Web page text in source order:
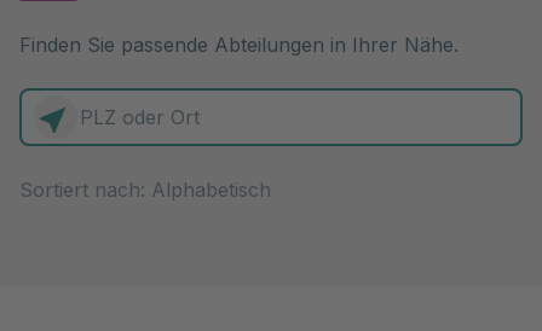
Finden Sie passende Abteilungen in Ihrer Nähe.